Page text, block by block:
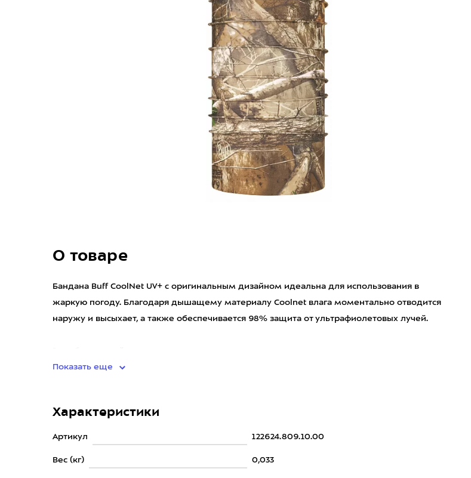
О товаре
Бандана Buff CoolNet UV+ c оригинальным дизайном идеальна для использования в
жаркую погоду. Благодаря дышащему материалу Coolnet влага моментально отводится
наружу и высыхает, а также обеспечивается 98% защита от ультрафиолетовых лучей.
Показать еще
Характеристики
Артикул 122624.809.10.00
Вес (кг) 0,033